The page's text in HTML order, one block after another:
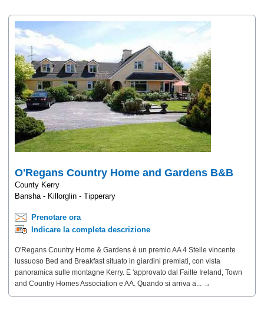
O'Regans Country Home and Gardens B&B
County Kerry
Bansha - Killorglin - Tipperary
Prenotare ora
Indicare la completa descrizione
O'Regans Country Home & Gardens è un premio AA 4 Stelle vincente
lussuoso Bed and Breakfast situato in giardini premiati, con vista
panoramica sulle montagne Kerry. E 'approvato dal Failte Ireland, Town
and Country Homes Association e AA. Quando si arriva a... →